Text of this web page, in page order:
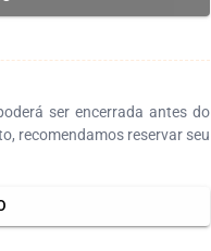
ser encerrada antes do
recomendamos reservar seu